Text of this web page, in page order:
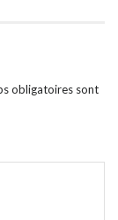
obligatoires sont